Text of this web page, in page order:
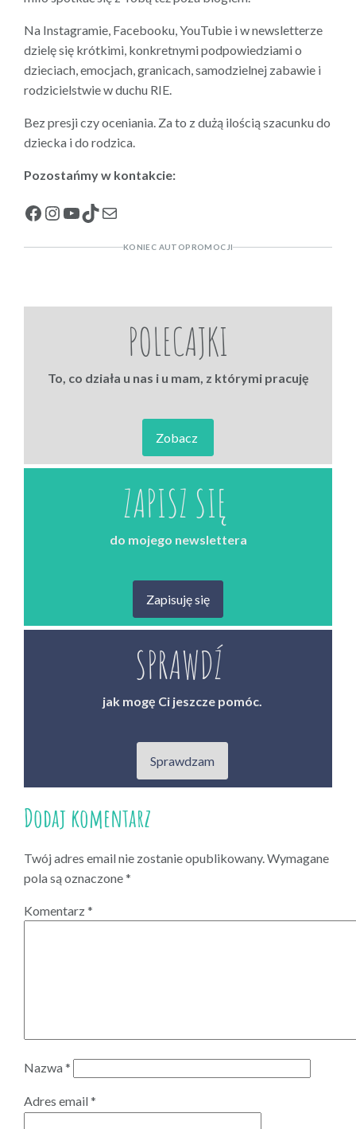
Na Instagramie, Facebooku, YouTubie i w newsletterze
dzielę się krótkimi, konkretnymi podpowiedziami o
dzieciach, emocjach, granicach, samodzielnej zabawie i
rodzicielstwie w duchu RIE.
Bez presji czy oceniania. Za to z dużą ilością szacunku do
dziecka i do rodzica.
Pozostańmy w kontakcie:
Facebook
Instagram
YouTube
TikTok
Mail
KONIEC AUTOPROMOCJI
POLECAJKI
To, co działa u nas i u mam, z którymi pracuję
Zobacz
ZAPISZ SIĘ
do mojego newslettera
Zapisuję się
SPRAWDŹ
jak mogę Ci jeszcze pomóc.
Sprawdzam
Dodaj komentarz
Twój adres email nie zostanie opublikowany. Wymagane
pola są oznaczone*
Komentarz*
Nazwa*
Adres email*